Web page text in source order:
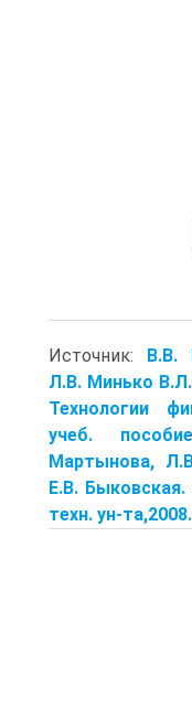
Источник: В.В.
Л.В. Минько
Технологии
учеб.
Мартынова,
Е.В.
техн. ун-